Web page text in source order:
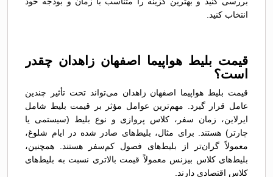
انتخاب کنید.
قیمت بلیط هواپیما اصفهان زاهدان چقدر
است؟
قیمت بلیط هواپیما اصفهان زاهدان می‌تواند تحت تأثیر چندین
عامل قرار گیرد. مهم‌ترین عوامل مؤثر بر قیمت بلیط شامل
ایرلاین، زمان سفر، کلاس پروازی و نوع بلیط (سیستمی یا
چارتر) هستند. برای مثال، بلیط‌های صادر شده در ایام شلوغ،
معمولاً گران‌تر از بلیط‌های فصول کم‌سفر هستند. همچنین،
بلیط‌های کلاس بیزنس معمولاً قیمت بالاتری نسبت به بلیط‌های
کلاس اقتصادی دارند.